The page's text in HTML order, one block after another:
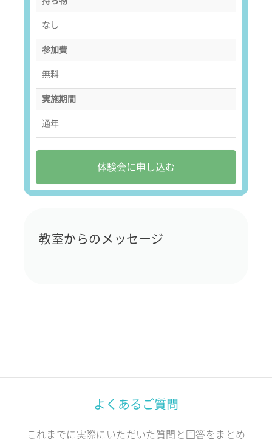
なし
参加費
無料
実施期間
通年
体験会に申し込む
教室からのメッセージ
よくあるご質問
これまでに実際にいただいた質問と回答をまとめ